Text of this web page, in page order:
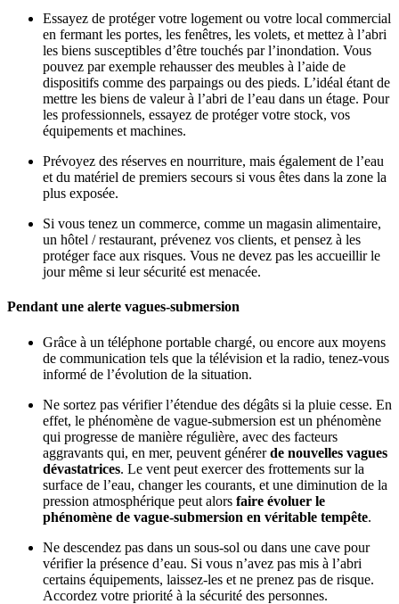
Essayez de protéger votre logement ou votre local commercial
en fermant les portes, les fenêtres, les volets, et mettez à l’abri
les biens susceptibles d’être touchés par l’inondation. Vous
pouvez par exemple rehausser des meubles à l’aide de
dispositifs comme des parpaings ou des pieds. L’idéal étant de
mettre les biens de valeur à l’abri de l’eau dans un étage. Pour
les professionnels, essayez de protéger votre stock, vos
équipements et machines.
Prévoyez des réserves en nourriture, mais également de l’eau
et du matériel de premiers secours si vous êtes dans la zone la
plus exposée.
Si vous tenez un commerce, comme un magasin alimentaire,
un hôtel / restaurant, prévenez vos clients, et pensez à les
protéger face aux risques. Vous ne devez pas les accueillir le
jour même si leur sécurité est menacée.
Pendant une alerte vagues-submersion
Grâce à un téléphone portable chargé, ou encore aux moyens
de communication tels que la télévision et la radio, tenez-vous
informé de l’évolution de la situation.
Ne sortez pas vérifier l’étendue des dégâts si la pluie cesse. En
effet, le phénomène de vague-submersion est un phénomène
qui progresse de manière régulière, avec des facteurs
aggravants qui, en mer, peuvent générerde nouvelles vagues
dévastatrices. Le vent peut exercer des frottements sur la
surface de l’eau, changer les courants, et une diminution de la
pression atmosphérique peut alors faire évoluer le
phénomène de vague-submersion en véritable tempête.
Ne descendez pas dans un sous-sol ou dans une cave pour
vérifier la présence d’eau. Si vous n’avez pas mis à l’abri
certains équipements, laissez-les et ne prenez pas de risque.
Accordez votre priorité à la sécurité des personnes.